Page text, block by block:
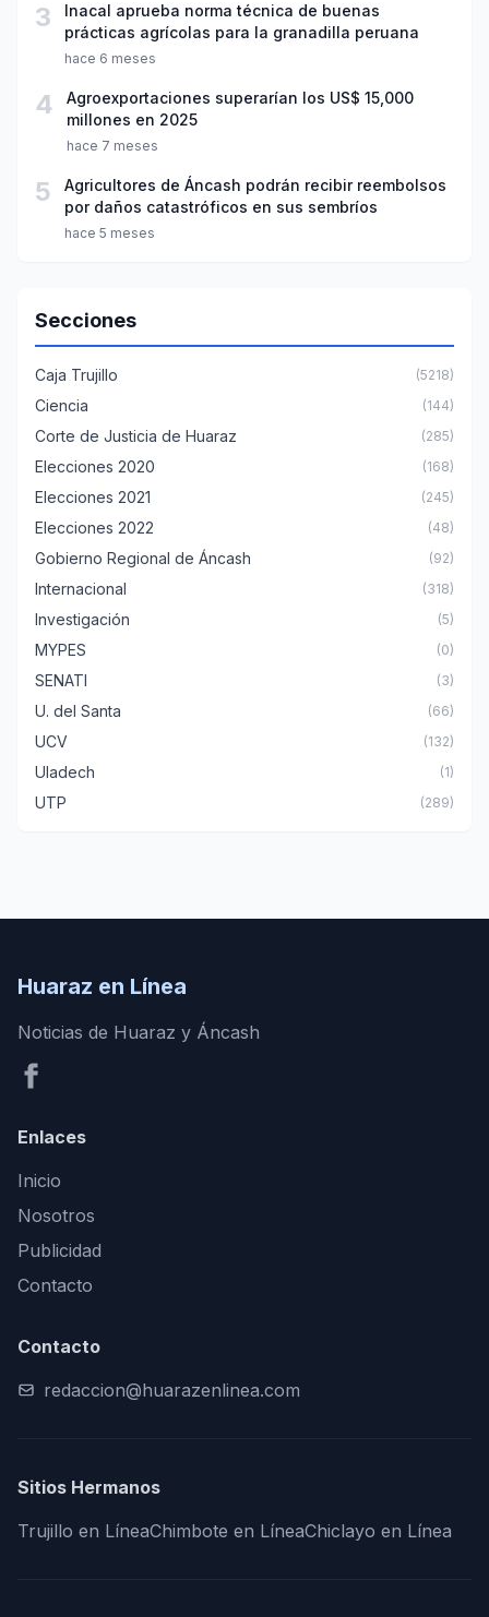
3
Inacal aprueba norma técnica de buenas
prácticas agrícolas para la granadilla peruana
hace 6 meses
4
Agroexportaciones superarían los US$ 15,000
millones en 2025
hace 7 meses
5
Agricultores de Áncash podrán recibir reembolsos
por daños catastróficos en sus sembríos
hace 5 meses
Secciones
Caja Trujillo (5218)
Ciencia (144)
Corte de Justicia de Huaraz (285)
Elecciones 2020 (168)
Elecciones 2021 (245)
Elecciones 2022 (48)
Gobierno Regional de Áncash (92)
Internacional (318)
Investigación (5)
MYPES (0)
SENATI (3)
U. del Santa (66)
UCV (132)
Uladech (1)
UTP (289)
Huaraz en Línea
Noticias de Huaraz y Áncash
Enlaces
Inicio
Nosotros
Publicidad
Contacto
Contacto
redaccion@huarazenlinea.com
Sitios Hermanos
Trujillo en LíneaChimbote en LíneaChiclayo en Línea